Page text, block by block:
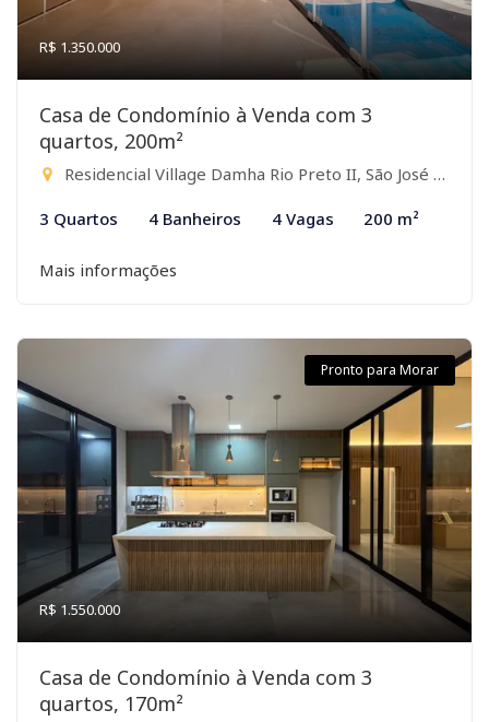
R$ 1.350.000
Casa de Condomínio à Venda com 3
quartos, 200m²
Residencial Village Damha Rio Preto II, São José do Rio Preto-SP
3 Quartos 4 Banheiros 4 Vagas 200 m²
Mais informações
Pronto para Morar
R$ 1.550.000
Casa de Condomínio à Venda com 3
quartos, 170m²